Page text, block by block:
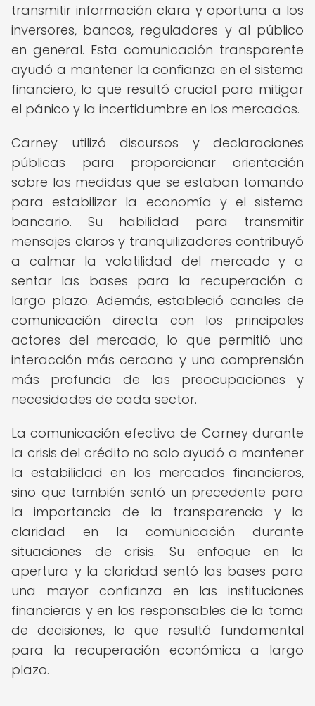
transmitir información clara y oportuna a los
inversores, bancos, reguladores y al público
en general. Esta comunicación transparente
ayudó a mantener la confianza en el sistema
financiero, lo que resultó crucial para mitigar
el pánico y la incertidumbre en los mercados.
Carney utilizó discursos y declaraciones
públicas para proporcionar orientación
sobre las medidas que se estaban tomando
para estabilizar la economía y el sistema
bancario. Su habilidad para transmitir
mensajes claros y tranquilizadores contribuyó
a calmar la volatilidad del mercado y a
sentar las bases para la recuperación a
largo plazo. Además, estableció canales de
comunicación directa con los principales
actores del mercado, lo que permitió una
interacción más cercana y una comprensión
más profunda de las preocupaciones y
necesidades de cada sector.
La comunicación efectiva de Carney durante
la crisis del crédito no solo ayudó a mantener
la estabilidad en los mercados financieros,
sino que también sentó un precedente para
la importancia de la transparencia y la
claridad en la comunicación durante
situaciones de crisis. Su enfoque en la
apertura y la claridad sentó las bases para
una mayor confianza en las instituciones
financieras y en los responsables de la toma
de decisiones, lo que resultó fundamental
para la recuperación económica a largo
plazo.